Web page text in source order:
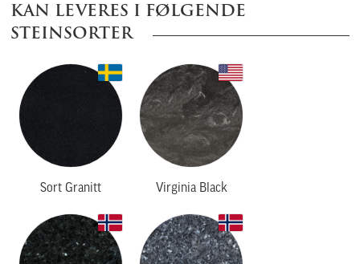
KAN LEVERES I FØLGENDE
STEINSORTER
Sort Granitt Virginia Black